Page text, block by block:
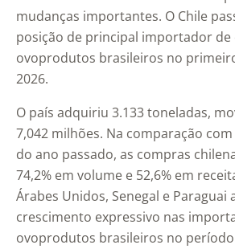
mudanças importantes. O Chile
posição de principal importador de
ovoprodutos brasileiros no
2026.
O país adquiriu 3.133 toneladas,
7,042 milhões. Na comparação
do ano passado, as compras
74,2% em volume e 52,6% em
Árabes Unidos, Senegal e Paraguai
crescimento expressivo nas
ovoprodutos brasileiros no período